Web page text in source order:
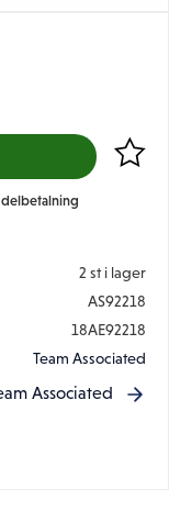
Lägg
2 st i lager
AS92218
18AE92218
Team Associated
Associated